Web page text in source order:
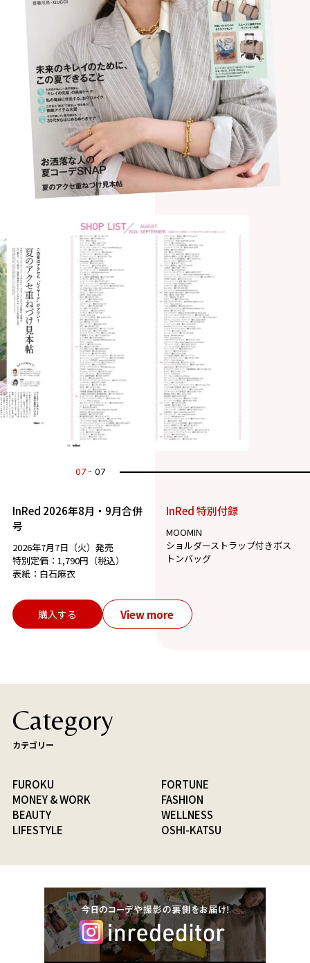
07 07
InRed 2026年8月・9月合併
号
2026年7月7日（火）発売
特別定価：1,790円（税込）
表紙：白石麻衣
InRed 特別付録
MOOMIN
ショルダーストラップ付きボス
トンバッグ
購入する View more
Category
カテゴリー
FUROKU
FORTUNE
MONEY & WORK
FASHION
BEAUTY
WELLNESS
LIFESTYLE
OSHI-KATSU